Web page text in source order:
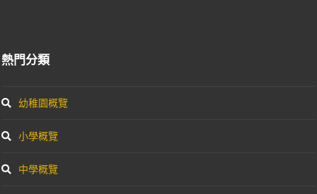
熱門分類
幼稚園概覽
小學概覽
中學概覽